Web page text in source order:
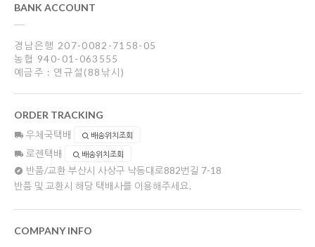
BANK ACCOUNT
경남은행 207-0082-7158-05
농협 940-01-063555
예금주 : 연규설(88낚시)
ORDER TRACKING
우체국택배 배송위치조회
로젠택배 배송위치조회
반품/교환 부산시 사상구 낙동대로882번길 7-18
반품 및 교환시 해당 택배사를 이용해주세요.
COMPANY INFO